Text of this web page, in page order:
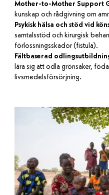
Mother-to-Mother Support
kunskap och rådgivning om
Psykisk hälsa och stöd vid
samtalsstöd och kirurgisk
förlossningsskador (fistula).
Fältbaserad
lära sig att odla grönsaker,
livsmedelsförsörjning.